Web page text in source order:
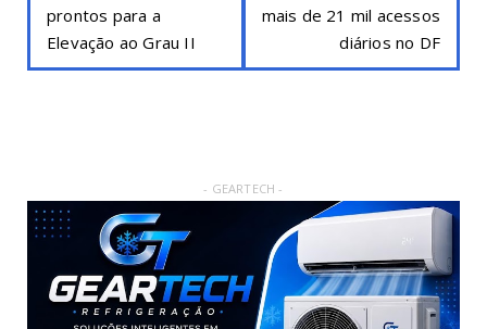
prontos para a
Elevação ao Grau II
mais de 21 mil acessos
diários no DF
- GEARTECH -